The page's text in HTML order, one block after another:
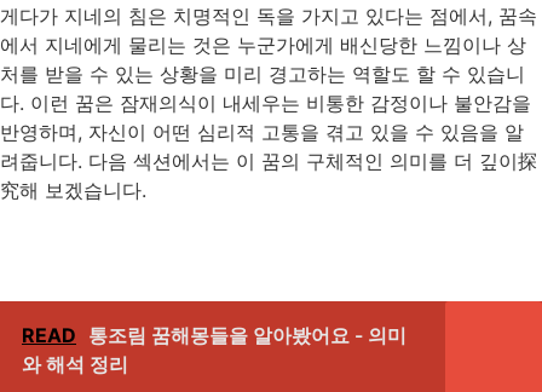
게다가 지네의 침은 치명적인 독을 가지고 있다는 점에서, 꿈속
에서 지네에게 물리는 것은 누군가에게 배신당한 느낌이나 상
처를 받을 수 있는 상황을 미리 경고하는 역할도 할 수 있습니
다. 이런 꿈은 잠재의식이 내세우는 비통한 감정이나 불안감을
반영하며, 자신이 어떤 심리적 고통을 겪고 있을 수 있음을 알
려줍니다. 다음 섹션에서는 이 꿈의 구체적인 의미를 더 깊이探
究해 보겠습니다.
READ 통조림 꿈해몽들을 알아봤어요 - 의미
와 해석 정리